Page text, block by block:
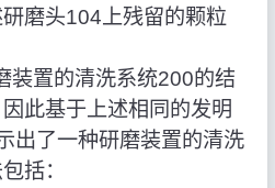
磨头104上残留的颗粒
装置的清洗系统200的结
此基于上述相同的发明
出了一种研磨装置的清洗
括：